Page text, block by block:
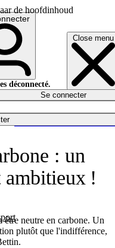
de hoofdinhoud
Close menu
déconnecté.
Se connecter
: un
!
être neutre en carbone. Un
plutôt que l'indifférence,